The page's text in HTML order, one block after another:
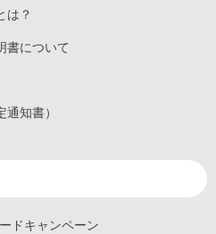
は？
書について
知書）
ドキャンペーン